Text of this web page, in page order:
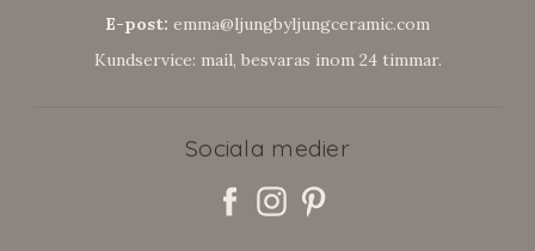
E-post: emma@ljungbyljungceramic.com
Kundservice: mail, besvaras inom 24 timmar.
Sociala medier